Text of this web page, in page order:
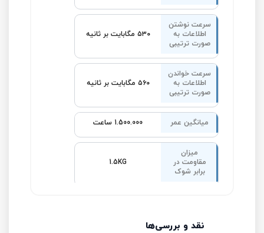
سرعت نوشتن
اطلاعات به
صورت ترتیبی
۵۳۰ مگابایت بر ثانیه
سرعت خواندن
اطلاعات به
صورت ترتیبی
۵۶۰ مگابایت بر ثانیه
میانگین عمر 1.500.000 ساعت
میزان
مقاومت در
برابر شوک
1.5KG
نقد و بررسی‌ها